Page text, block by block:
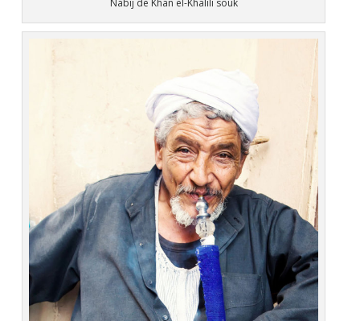
Nabij de Khan el-Khalili souk